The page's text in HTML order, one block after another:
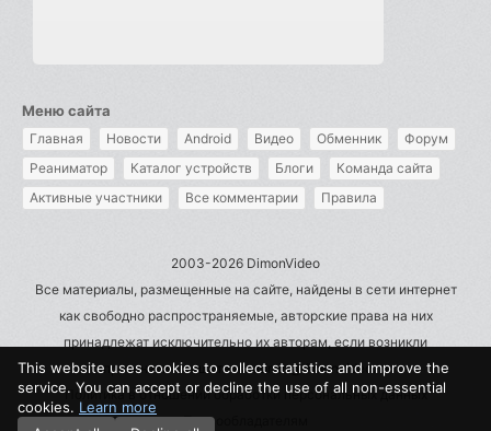
Меню сайта
Главная Новости Android Видео Обменник
Форум
Реаниматор
Каталог устройств Блоги
Команда сайта
Активные участники
Все комментарии Правила
2003-2026 DimonVideo
Все материалы, размещенные на сайте, найдены в сети интернет
как свободно распространяемые, авторские права на них
принадлежат исключительно их авторам, если возникли
претензии - пишите на admin@dimonvideo.ru
Политика в отношении обработки персональных данных
Правообладателям
This website uses cookies to collect statistics and improve the
service. You can accept or decline the use of all non-essential
cookies. Learn more